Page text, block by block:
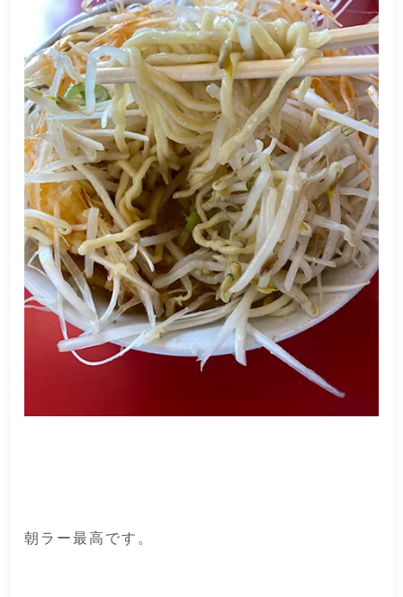
朝ラー最高です。